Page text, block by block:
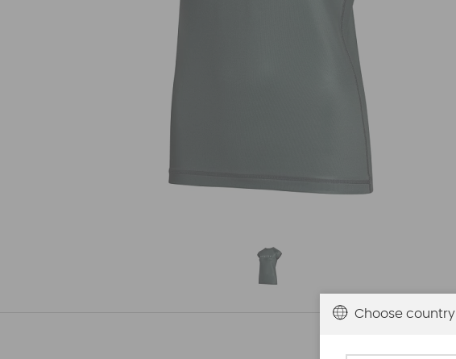
Choose country